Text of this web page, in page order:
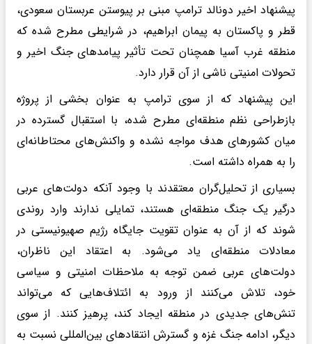
پیشنهاد اخیر دونالد ترامپ مبنی بر پیوستن عربستان سعودی،
قطر و پاکستان به پیمان ابراهیم، در شرایطی مطرح شده که
منطقه غرب آسیا همچنان تحت تأثیر پیامدهای جنگ اخیر و
تحولات امنیتی ناشی از آن قرار دارد.
این پیشنهاد که از سوی ترامپ به عنوان بخشی از پروژه
بازطراحی نظم منطقه‌ای مطرح شده، با استقبال گسترده‌ در
میان کشورهای هدف مواجه نشده و واکنش‌های محتاطانه‌ای
را به همراه داشته است.
بسیاری از تحلیل‌گران معتقدند با وجود آنکه دولت‌های عربی
درگیر یک جنگ منطقه‌ای هستند، تمایلی ندارند وارد روندی
شوند که از آن به عنوان تقویت جایگاه رژیم صهیونیستی در
معادلات منطقه‌ای یاد می‌شود. به اعتقاد این ناظران،
دولت‌های عربی ضمن توجه به ملاحظات امنیتی و سیاسی
خود، تلاش می‌کنند از ورود به ائتلاف‌هایی که می‌تواند
تنش‌های جدیدی در منطقه ایجاد کند، پرهیز کنند. از سوی
دیگر، ادامه جنگ غزه و گسترش انتقادهای بین‌المللی نسبت به